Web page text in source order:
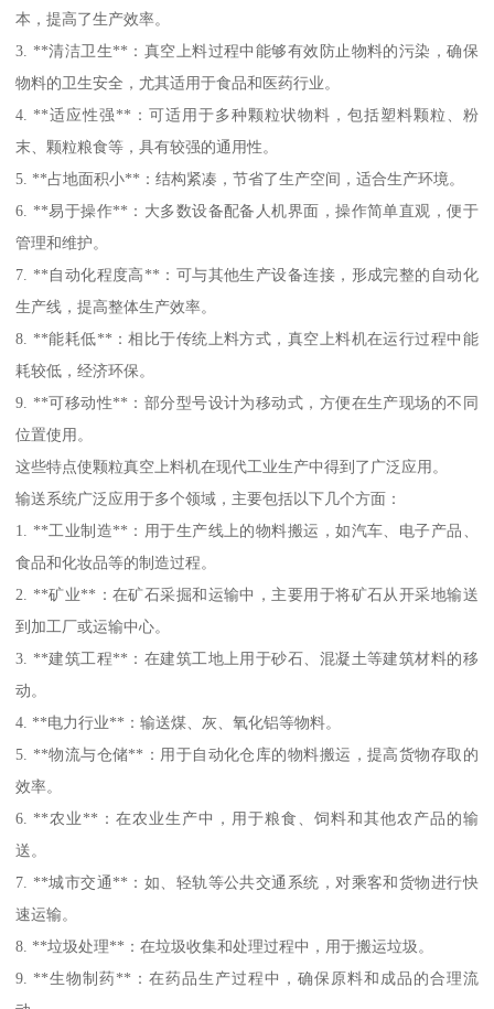
本，提高了生产效率。
3. **清洁卫生**：真空上料过程中能够有效防止物料的污染，确保
物料的卫生安全，尤其适用于食品和医药行业。
4. **适应性强**：可适用于多种颗粒状物料，包括塑料颗粒、粉
末、颗粒粮食等，具有较强的通用性。
5. **占地面积小**：结构紧凑，节省了生产空间，适合生产环境。
6. **易于操作**：大多数设备配备人机界面，操作简单直观，便于
管理和维护。
7. **自动化程度高**：可与其他生产设备连接，形成完整的自动化
生产线，提高整体生产效率。
8. **能耗低**：相比于传统上料方式，真空上料机在运行过程中能
耗较低，经济环保。
9. **可移动性**：部分型号设计为移动式，方便在生产现场的不同
位置使用。
这些特点使颗粒真空上料机在现代工业生产中得到了广泛应用。
输送系统广泛应用于多个领域，主要包括以下几个方面：
1. **工业制造**：用于生产线上的物料搬运，如汽车、电子产品、
食品和化妆品等的制造过程。
2. **矿业**：在矿石采掘和运输中，主要用于将矿石从开采地输送
到加工厂或运输中心。
3. **建筑工程**：在建筑工地上用于砂石、混凝土等建筑材料的移
动。
4. **电力行业**：输送煤、灰、氧化铝等物料。
5. **物流与仓储**：用于自动化仓库的物料搬运，提高货物存取的
效率。
6. **农业**：在农业生产中，用于粮食、饲料和其他农产品的输
送。
7. **城市交通**：如、轻轨等公共交通系统，对乘客和货物进行快
速运输。
8. **垃圾处理**：在垃圾收集和处理过程中，用于搬运垃圾。
9. **生物制药**：在药品生产过程中，确保原料和成品的合理流